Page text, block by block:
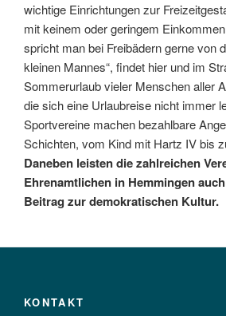
wichtige Einrichtungen zur
mit keinem oder geringem
spricht man bei Freibädern gerne von
kleinen Mannes“, findet hier und im
Sommerurlaub vieler Menschen aller
die sich eine Urlaubreise nicht immer
Sportvereine machen bezahlbare
Schichten, vom Kind mit Hartz IV bis
Daneben leisten die zahlreichen
Ehrenamtlichen in Hemmingen
Beitrag zur demokratischen Kultur.
KONTAKT